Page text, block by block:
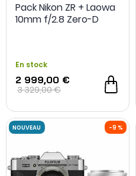
NOUVEAU
Pack Nikon ZR + Laowa
10mm f/2.8 Zero-D
En stock
2 999,00 €
3 329,00 €